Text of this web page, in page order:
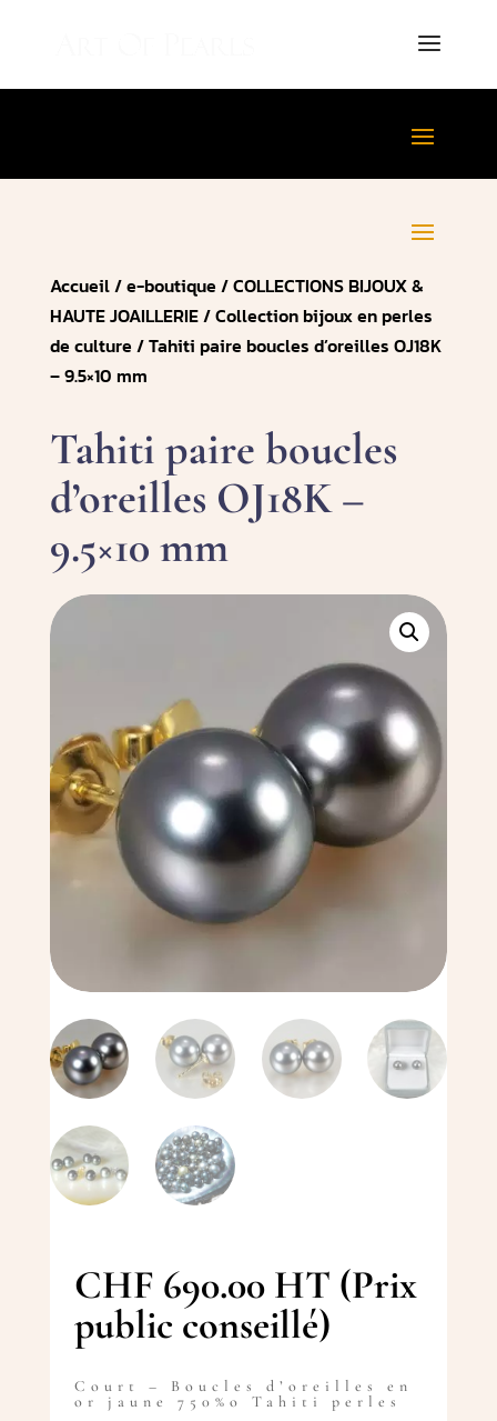
Accueil/e-boutique /COLLECTIONS BIJOUX &
HAUTE JOAILLERIE/Collection bijoux en perles
de culture / Tahiti paire boucles d’oreilles OJ18K
– 9.5×10 mm
Tahiti paire boucles
d’oreilles OJ18K –
9.5×10 mm
CHF 690.00 HT (Prix
public conseillé)
Court – Boucles d’oreilles en
or jaune 750%o Tahiti perles